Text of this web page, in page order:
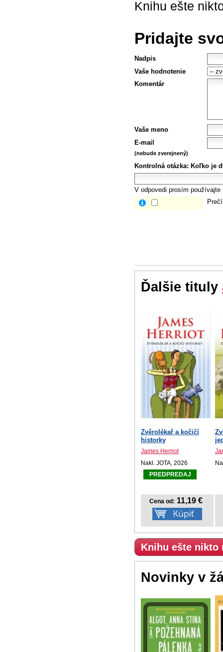
Knihu ešte
Pridajte
Nadpis
Vaše hodnotenie
Komentár
Vaše meno
E-mail
(nebude zverejnený)
Kontrolná otázka: Koľko je
V odpovedi prosím
Ďalšie tituly
Zvěrolékař a kočičí
historky
James Herriot
Nakl. JOTA, 2026
PREDPREDAJ
Cena od: 11,19 €
Knihu ešte nikto
Novinky v